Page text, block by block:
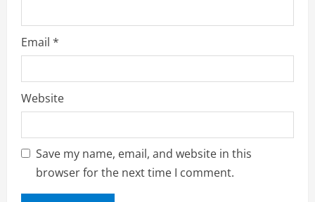
Email *
Website
Save my name, email, and website in this
browser for the next time I comment.